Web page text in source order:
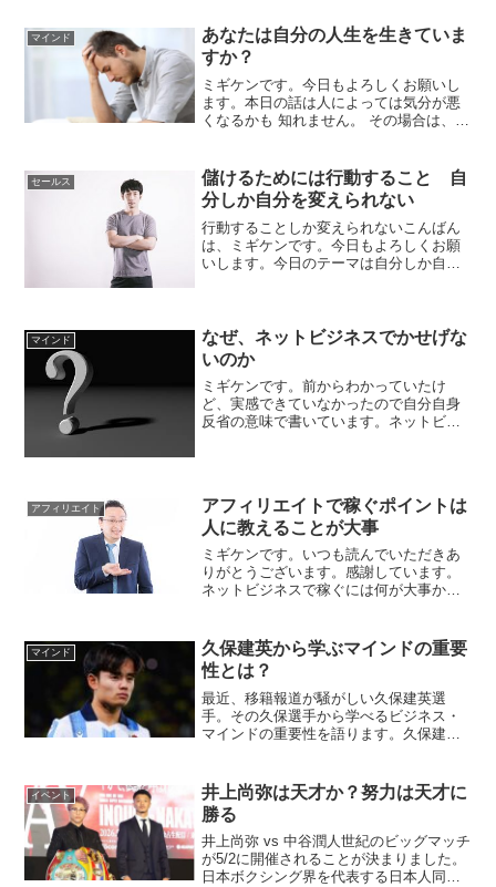
マインド
あなたは自分の人生を生きていま
すか？
ミギケンです。今日もよろしくお願いし
ます。本日の話は人によっては気分が悪
くなるかも 知れません。 その場合は、読
いことを 聞きました。 自宅の前に住んで
いた大家さんが亡...
セールス
儲けるためには行動すること 自
分しか自分を変えられない
行動することしか変えられないこんばん
は、ミギケンです。今日もよろしくお願
いします。今日のテーマは自分しか自分
は変わらないですね。成功...
マインド
なぜ、ネットビジネスでかせげな
いのか
ミギケンです。前からわかっていたけ
ど、実感できていなかったので自分自身
反省の意味で書いています。ネットビジ
トやネット上の有名人から学...
アフィリエイト
アフィリエイトで稼ぐポイントは
人に教えることが大事
ミギケンです。いつも読んでいただきあ
りがとうございます。感謝しています。
ネットビジネスで稼ぐには何が大事かネ
えることです。いきなりで意味がわから
ないでしょうか？具体的に...
マインド
久保建英から学ぶマインドの重要
性とは？
最近、移籍報道が騒がしい久保建英選
手。その久保選手から学べるビジネス・
マインドの重要性を語ります。久保建英
に所属する、日本代表のサッカー選手で
す。FC東京からレアルマ...
イベント
井上尚弥は天才か？努力は天才に
勝る
井上尚弥 vs 中谷潤人世紀のビッグマッチ
が5/2に開催されることが決まりました。
日本ボクシング界を代表する日本人同